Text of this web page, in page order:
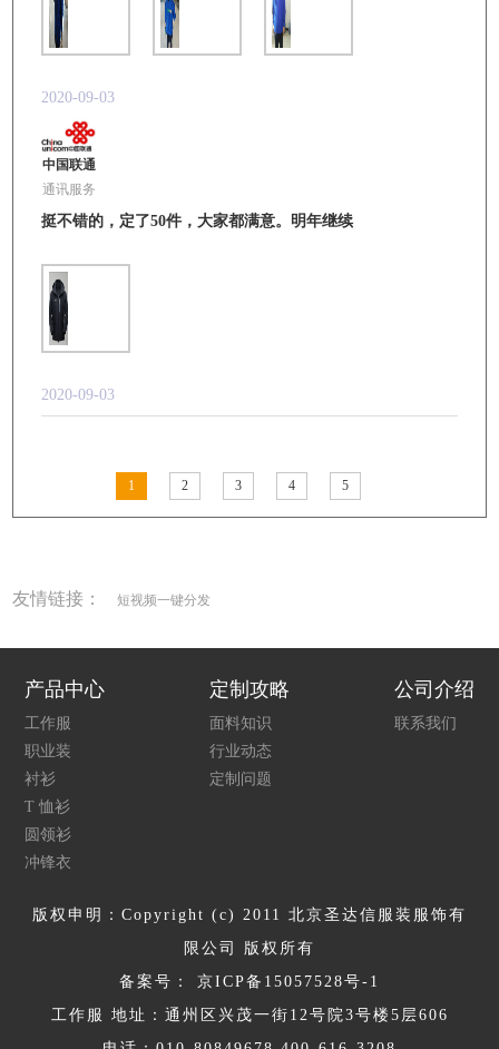
2020-09-03
中国联通
通讯服务
挺不错的，定了50件，大家都满意。明年继续
2020-09-03
1 2 3 4 5
友情链接： 短视频一键分发
产品中心
工作服
职业装
衬衫
T 恤衫
圆领衫
冲锋衣
定制攻略
面料知识
行业动态
定制问题
公司介绍
联系我们
版权申明：Copyright (c) 2011 北京圣达信服装服饰有
限公司 版权所有
备案号： 京ICP备15057528号-1
工作服 地址：通州区兴茂一街12号院3号楼5层606